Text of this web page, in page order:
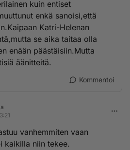
kuin entiset
enkä sanoisi,että
Katri-Helenan
se aika taitaa olla
enään päästäisiin.Mutta
äänitteitä.
Kommentoi
vanhemmiten vaan
kaikilla niin tekee.